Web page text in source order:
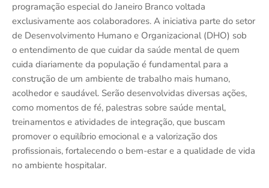
programação especial do Janeiro Branco voltada
exclusivamente aos colaboradores. A iniciativa parte do setor
de Desenvolvimento Humano e Organizacional (DHO) sob
o entendimento de que cuidar da saúde mental de quem
cuida diariamente da população é fundamental para a
construção de um ambiente de trabalho mais humano,
acolhedor e saudável. Serão desenvolvidas diversas ações,
como momentos de fé, palestras sobre saúde mental,
treinamentos e atividades de integração, que buscam
promover o equilíbrio emocional e a valorização dos
profissionais, fortalecendo o bem-estar e a qualidade de vida
no ambiente hospitalar.